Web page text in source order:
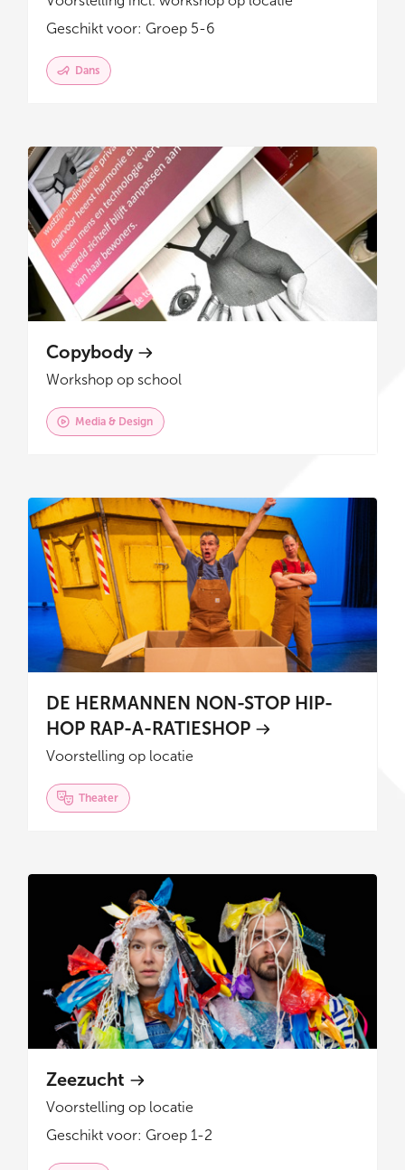
Geschikt voor: Groep 5-6
Dans
Copybody
Workshop op school
Media & Design
DE HERMANNEN NON-STOP HIP-
HOP RAP-A-RATIESHOP
Voorstelling op locatie
Theater
Zeezucht
Voorstelling op locatie
Geschikt voor: Groep 1-2